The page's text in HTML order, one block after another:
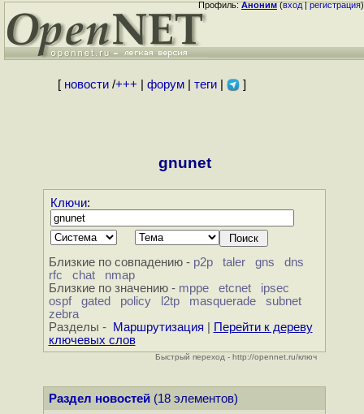
Профиль:Аноним(вход|регистрация)
[ новости/+++ форум| теги| ]
gnunet
Ключи:
Близкие по совпадению - p2p taler gns
dns
rfc
chat
nmap
Близкие по значению - mppe etcnet
ipsec
ospf
gated policy l2tp masquerade
subnet
zebra
Разделы -
Маршрутизация
Перейти к дереву
ключевых слов
Быстрый переход - http://opennet.ru/ключ
Раздел новостей(18 элементов)